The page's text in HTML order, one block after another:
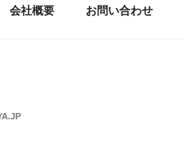
会社概要 お問い合わせ